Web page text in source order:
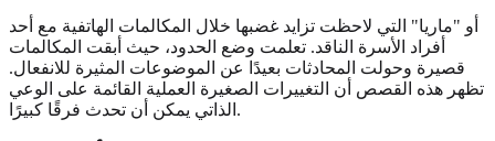
أو "ماريا" التي لاحظت تزايد غضبها خلال المكالمات الهاتفية مع أحد
أفراد الأسرة الناقد. تعلمت وضع الحدود، حيث أبقت المكالمات
قصيرة وحولت المحادثات بعيدًا عن الموضوعات المثيرة للانفعال.
تظهر هذه القصص أن التغييرات الصغيرة العملية القائمة على الوعي
الذاتي يمكن أن تحدث فرقًا كبيرًا.